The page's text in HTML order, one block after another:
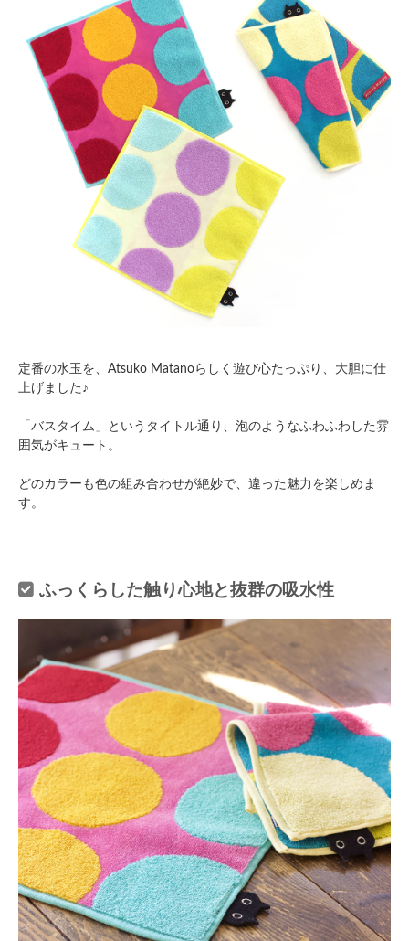
定番の水玉を、Atsuko Matanoらしく遊び心たっぷり、大胆に仕
上げました♪
「バスタイム」というタイトル通り、泡のようなふわふわした雰
囲気がキュート。
どのカラーも色の組み合わせが絶妙で、違った魅力を楽しめま
す。
ふっくらした触り心地と抜群の吸水性